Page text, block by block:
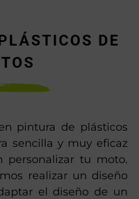
DE
pintura de plásticos
sencilla y muy eficaz
personalizar tu moto.
realizar un diseño
el diseño de un